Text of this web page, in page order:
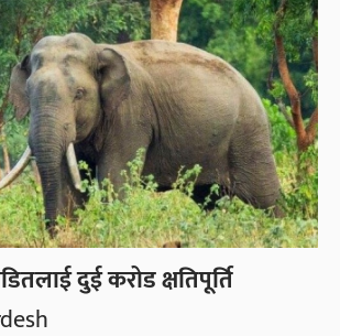
दुई करोड क्षतिपूर्ति